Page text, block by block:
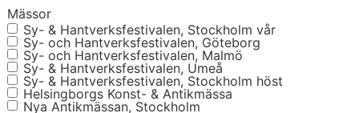
Mässor
Sy- & Hantverksfestivalen, Stockholm vår
Sy- och Hantverksfestivalen, Göteborg
Sy- och Hantverksfestivalen, Malmö
Sy- & Hantverksfestivalen, Umeå
Sy- & Hantverksfestivalen, Stockholm höst
Helsingborgs Konst- & Antikmässa
Nya Antikmässan, Stockholm